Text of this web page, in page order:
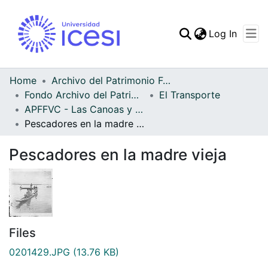
Statistics
Log In
Home
Archivo del Patrimonio Fotográfico y Fílmico del Valle del Cauca
Fondo Archivo del Patrimonio Fotográfico y Fílmico del Valle del Cauca
El Transporte
APFFVC - Las Canoas y Balsas - Patrimonial
Pescadores en la madre vieja
Pescadores en la madre vieja
Files
0201429.JPG (13.76 KB)